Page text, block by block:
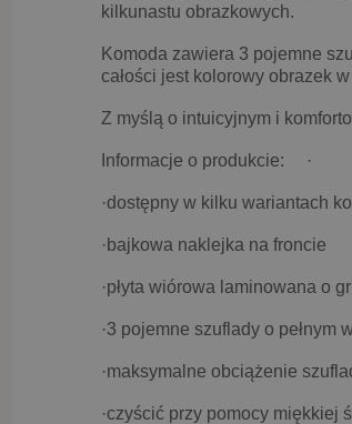
kilkunastu obrazkowych.
Komoda zawiera 3 pojemne
całości jest kolorowy obrazek
Z myślą o intuicyjnym i
Informacje o produkcie: ·
·dostępny w kilku wariantach
·bajkowa naklejka na froncie
·płyta wiórowa laminowana o
·3 pojemne szuflady o
·maksymalne obciążenie
·czyścić przy pomocy miękkiej